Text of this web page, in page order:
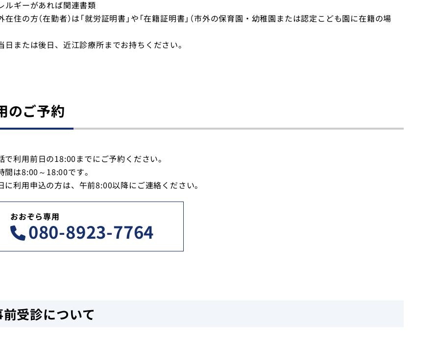
ルギーがあれば関連書類
在住の方（在勤者）は「就労証明書」や「在籍証明書」（市外の保育園・幼稚園または認定こども園に在籍の場
または後日、近江診療所までお持ちください。
のご予約
で利用前日の18:00までにご予約ください。
間は8:00～18:00です。
利用申込の方は、午前8:00以降にご連絡ください。
おおぞら専用
080-8923-7764
前受診について